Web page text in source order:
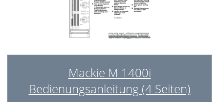
Mackie M 1400i
Bedienungsanleitung (4 Seiten)